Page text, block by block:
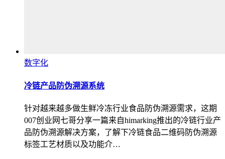
数字化
冷链产品防伪溯源系统
针对越来越多做生鲜冷冻行业食品防伪溯源需求，这期
007创业网七哥分享一篇来自himarking推出的冷链行业产
品防伪溯源解决方案，了解下冷链食品二维码防伪溯源
标签工艺材质以及功能介…